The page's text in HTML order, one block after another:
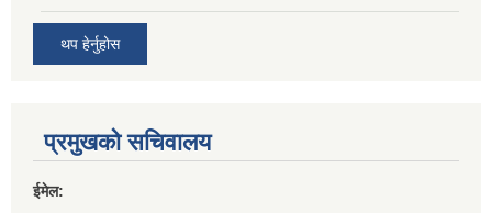
थप हेर्नुहोस
प्रमुखको सचिवालय
ईमेल: